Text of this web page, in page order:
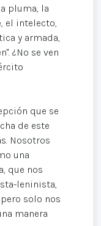
pluma, la
el intelecto,
y armada,
¿No se ven
que se
de este
Nosotros
una
que nos
leninista,
solo nos
manera